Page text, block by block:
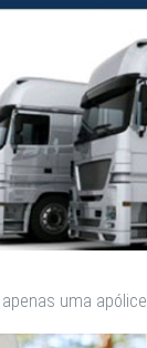
uma apólice